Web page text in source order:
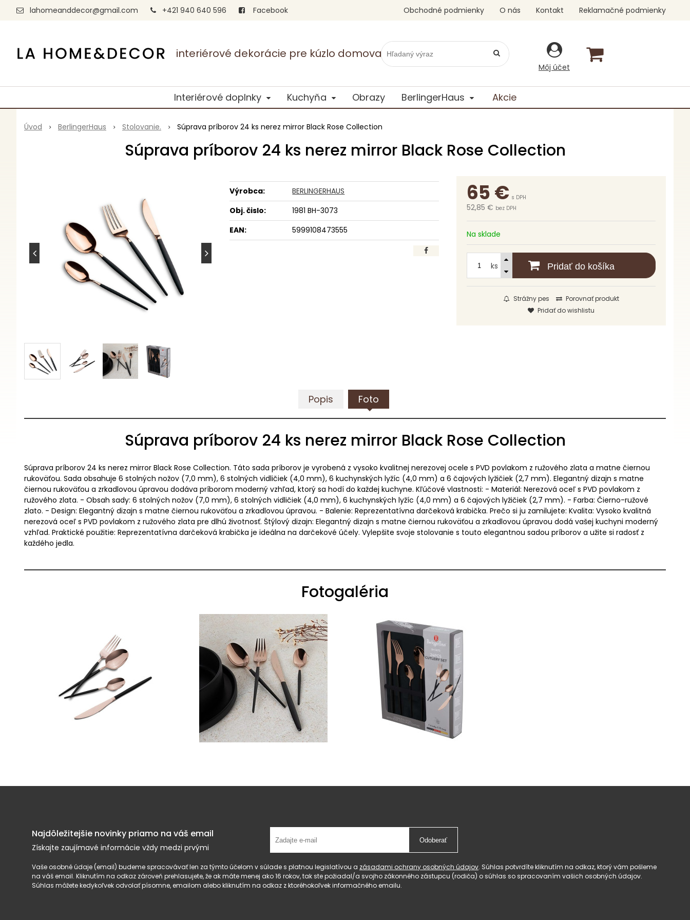
interiérové dekorácie pre kúzlo domova
lahomeanddecor@gmail.com +421 940 640 596 Facebook
Môj účet
Obchodné podmienky O nás Kontakt Reklamačné podmienky
Interiérové doplnky Kuchyňa Obrazy BerlingerHaus Akcie
Úvod BerlingerHaus Stolovanie. Súprava príborov 24 ks nerez mirror Black Rose Collection
Súprava príborov 24 ks nerez mirror Black Rose Collection
65€ s DPH
52,85 € bez DPH
Na sklade
ks Pridať do košíka
Strážny pes
Porovnať produkt
Pridať do wishlistu
Výrobca:
BERLINGERHAUS
Obj. čislo:
1981 BH-3073
EAN:
5999108473555
Popis Foto
Súprava príborov 24 ks nerez mirror Black Rose Collection
Súprava príborov 24 ks nerez mirror Black Rose Collection. Táto sada príborov je vyrobená z vysoko kvalitnej nerezovej ocele s PVD povlakom z ružového zlata a matne čiernou
rukoväťou. Sada obsahuje 6 stolných nožov (7,0 mm), 6 stolných vidličiek (4,0 mm), 6 kuchynských lyžíc (4,0 mm) a 6 čajových lyžičiek (2,7 mm). Elegantný dizajn s matne
čiernou rukoväťou a zrkadlovou úpravou dodáva príborom moderný vzhľad, ktorý sa hodí do každej kuchyne. Kľúčové vlastnosti: - Materiál: Nerezová oceľ s PVD povlakom z
ružového zlata. - Obsah sady: 6 stolných nožov (7,0 mm), 6 stolných vidličiek (4,0 mm), 6 kuchynských lyžíc (4,0 mm) a 6 čajových lyžičiek (2,7 mm). - Farba: Čierno-ružové
zlato. - Design: Elegantný dizajn s matne čiernou rukoväťou a zrkadlovou úpravou. - Balenie: Reprezentatívna darčeková krabička. Prečo si ju zamilujete: Kvalita: Vysoko kvalitná
nerezová oceľ s PVD povlakom z ružového zlata pre dlhú životnosť. Štýlový dizajn: Elegantný dizajn s matne čiernou rukoväťou a zrkadlovou úpravou dodá vašej kuchyni moderný
vzhľad. Praktické použitie: Reprezentatívna darčeková krabička je ideálna na darčekové účely. Vylepšite svoje stolovanie s touto elegantnou sadou príborov a užite si radosť z
každého jedla.
Fotogaléria
Najdôležitejšie novinky priamo na váš email
Získajte zaujímavé informácie vždy medzi prvými
Odoberať
Vaše osobné údaje (email) budeme spracovávať len za týmto účelom v súlade s platnou legislatívou a zásadami ochrany osobných údajov. Súhlas potvrdíte kliknutím na odkaz, ktorý vám pošleme
na váš email. Kliknutím na odkaz zároveň prehlasujete, že ak máte menej ako 16 rokov, tak ste požiadal/a svojho zákonného zástupcu (rodiča) o súhlas so spracovaním vašich osobných údajov.
Súhlas môžete kedykoľvek odvolať písomne, emailom alebo kliknutím na odkaz z ktoréhokoľvek informačného emailu.